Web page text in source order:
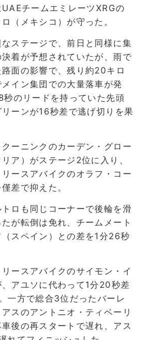
チームエミレーツXRGの
（メキシコ）が守った。
ステージで、前日と同様に集
着が予想されていたが、雨で
面の影響で、残り約20キロ
イン集団での大量落車が発
のリードを持っていた先頭
ーンが16秒差で逃げ切りを果
ーニンクのカーデン・グロー
ア）がステージ2位に入り、
ースアバイクのオラフ・コー
差で抑えた。
ロも同じコーナーで後輪を滑
が転倒は免れ、チームメート
スペイン）との差を1分26秒
ースアバイクのサイモン・イ
、アユソに代わって1分20秒差
一方で総合3位だったバーレ
スのアントニオ・ティベーリ
車後の再スタートで遅れ、アス